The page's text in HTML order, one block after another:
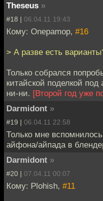
Theseus »
#18 | 06.04.11 19:43
Кому: Onepamop, #16
> А разве есть
Только собрался
китайской поделкой
ни-ни. [Второй год уже
Darmidont »
#19 | 06.04.11 22:58
Только мне
айфона/айпада в
Darmidont »
#20 | 07.04.11 00:07
Кому: Plohish, #11